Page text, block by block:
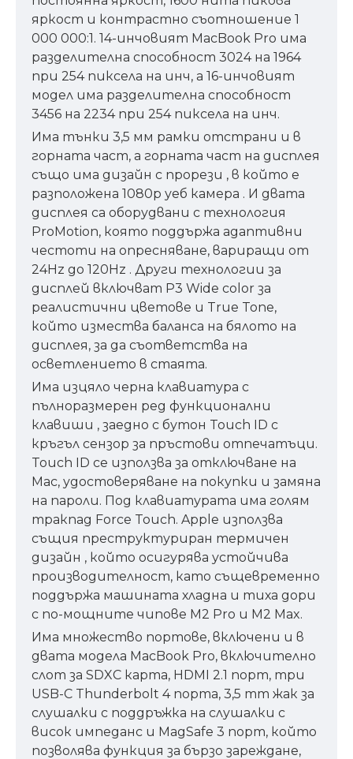
яркост и контрастно съотношение 1
000 000:1. 14-инчовият MacBook Pro има
разделителна способност 3024 на 1964
при 254 пиксела на инч, а 16-инчовият
модел има разделителна способност
3456 на 2234 при 254 пиксела на инч.
Има тънки 3,5 мм рамки отстрани и в
горната част, а горната част на дисплея
също има дизайн с прорези , в който е
разположена 1080p уеб камера . И двата
дисплея са оборудвани с технология
ProMotion, която поддържа адаптивни
честоти на опресняване, вариращи от
24Hz до 120Hz . Други технологии за
дисплей включват P3 Wide color за
реалистични цветове и True Tone,
който измества баланса на бялото на
дисплея, за да съответства на
осветлението в стаята.
Има изцяло черна клавиатура с
пълноразмерен ред функционални
клавиши , заедно с бутон Touch ID с
кръгъл сензор за пръстови отпечатъци.
Touch ID се използва за отключване на
Mac, удостоверяване на покупки и замяна
на пароли. Под клавиатурата има голям
тракпад Force Touch. Apple използва
същия преструктуриран термичен
дизайн , който осигурява устойчива
производителност, като същевременно
поддържа машината хладна и тиха дори
с по-мощните чипове M2 Pro и M2 Max.
Има множество портове, включени и в
двата модела MacBook Pro, включително
слот за SDXC карта, HDMI 2.1 порт, три
USB-C Thunderbolt 4 порта, 3,5 mm жак за
слушалки с поддръжка на слушалки с
висок импеданс и MagSafe 3 порт, който
позволява функция за бързо зареждане,